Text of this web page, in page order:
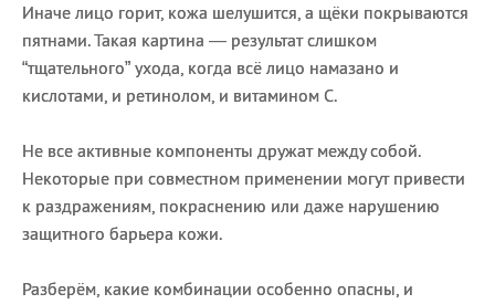
Иначе лицо горит, кожа шелушится, а щёки покрываются
пятнами. Такая картина — результат слишком
“тщательного” ухода, когда всё лицо намазано и
кислотами, и ретинолом, и витамином С.
Не все активные компоненты дружат между собой.
Некоторые при совместном применении могут привести
к раздражениям, покраснению или даже нарушению
защитного барьера кожи.
Разберём, какие комбинации особенно опасны, и